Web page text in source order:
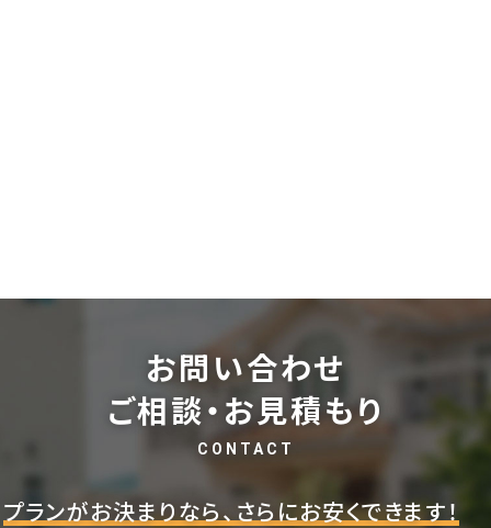
お問い合わせ
ご相談・お見積もり
CONTACT
プランがお決まりなら、さらにお安くできます！